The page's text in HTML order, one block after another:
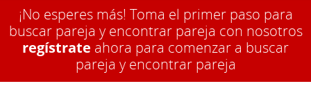
¡No esperes más! Toma el primer paso para
buscar pareja y encontrar pareja con nosotros
regístrate ahora para comenzar a buscar
pareja y encontrar pareja